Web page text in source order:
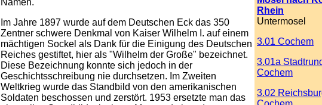
Namen.
Im Jahre 1897 wurde auf dem Deutschen Eck das 350
Zentner schwere Denkmal von Kaiser Wilhelm I. auf einem
mächtigen Sockel als Dank für die Einigung des Deutschen
Reiches gestiftet, hier als "Wilhelm der Große" bezeichnet.
Diese Bezeichnung konnte sich jedoch in der
Geschichtsschreibung nie durchsetzen. Im Zweiten
Weltkrieg wurde das Standbild von den amerikanischen
Soldaten beschossen und zerstört. 1953 ersetzte man das
Rhein
Untermosel
3.01 Cochem
3.01a
Cochem
3.02